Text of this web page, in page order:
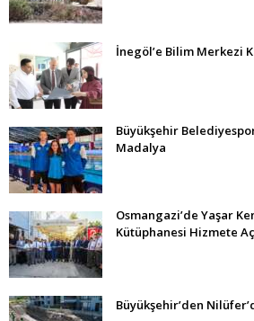
İnegöl’e Bilim Merkezi
Büyükşehir
Madalya
Osmangazi’de Yaşar
Kütüphanesi Hizmete
Büyükşehir’den